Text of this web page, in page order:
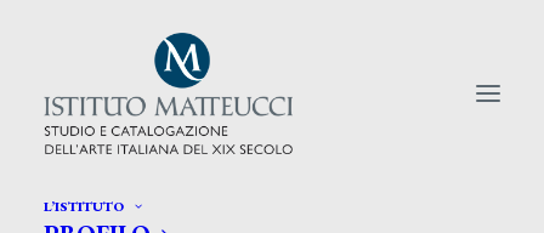
L’ISTITUTO